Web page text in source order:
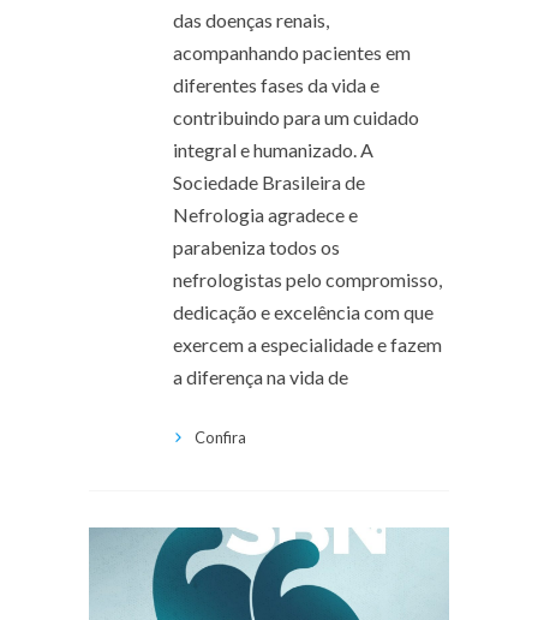
das doenças renais,
acompanhando pacientes em
diferentes fases da vida e
contribuindo para um cuidado
integral e humanizado. A
Sociedade Brasileira de
Nefrologia agradece e
parabeniza todos os
nefrologistas pelo compromisso,
dedicação e excelência com que
exercem a especialidade e fazem
a diferença na vida de
Confira